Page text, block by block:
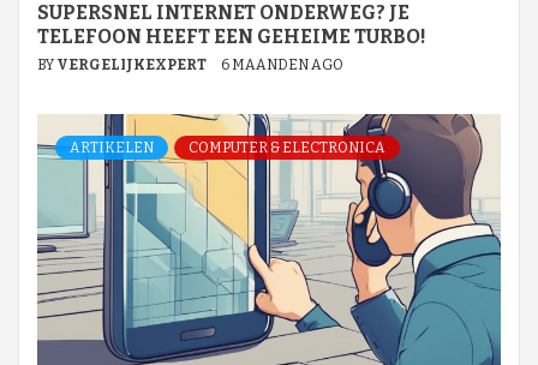
SUPERSNEL INTERNET ONDERWEG? JE
TELEFOON HEEFT EEN GEHEIME TURBO!
BY VERGELIJKEXPERT 6 MAANDEN AGO
ARTIKELEN COMPUTER & ELECTRONICA